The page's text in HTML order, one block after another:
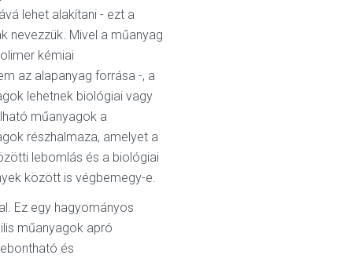
lehet alakítani - ezt a
nevezzük. Mivel a műanyag
kémiai
az alapanyag forrása -, a
lehetnek biológiai vagy
műanyagok a
részhalmaza, amelyet a
lebomlás és a biológiai
között is végbemegy-e.
Ez egy hagyományos
műanyagok apró
és